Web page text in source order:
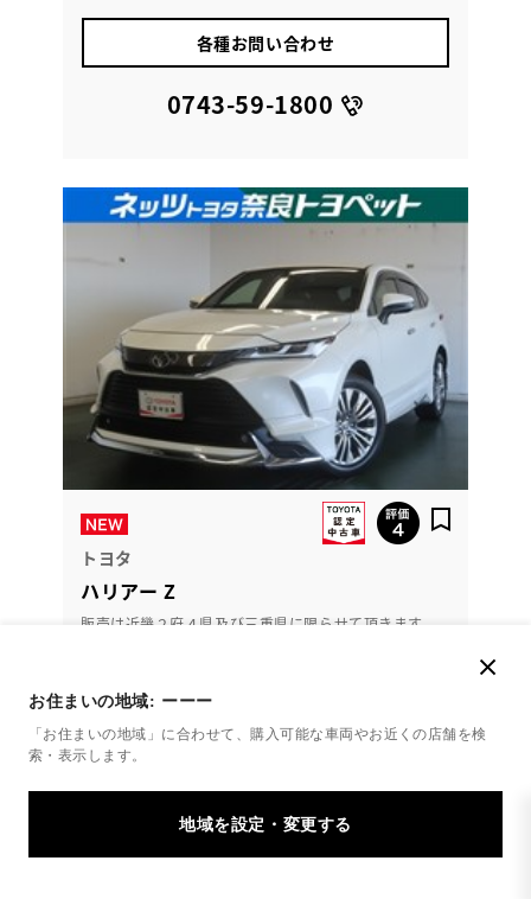
お住まいの地域: ーーー
「お住まいの地域」に合わせて、購入可能な車両やお近くの店舗を検
索・表示します。
各種お問い合わせ
0743-59-1800
トヨタ
ハリアー Z
販売は近畿２府４県及び三重県に限らせて頂きます。
支払総額 331.9
車両価格